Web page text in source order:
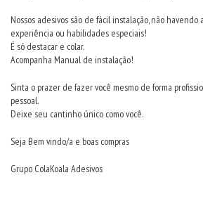
Nossos adesivos são de fácil instalação, não
experiência ou habilidades especiais!
É só destacar e colar.
Acompanha Manual de instalação!
Sinta o prazer de fazer você mesmo de forma
pessoal.
Deixe seu cantinho único como você.
Seja Bem vindo/a e boas compras
Grupo ColaKoala Adesivos